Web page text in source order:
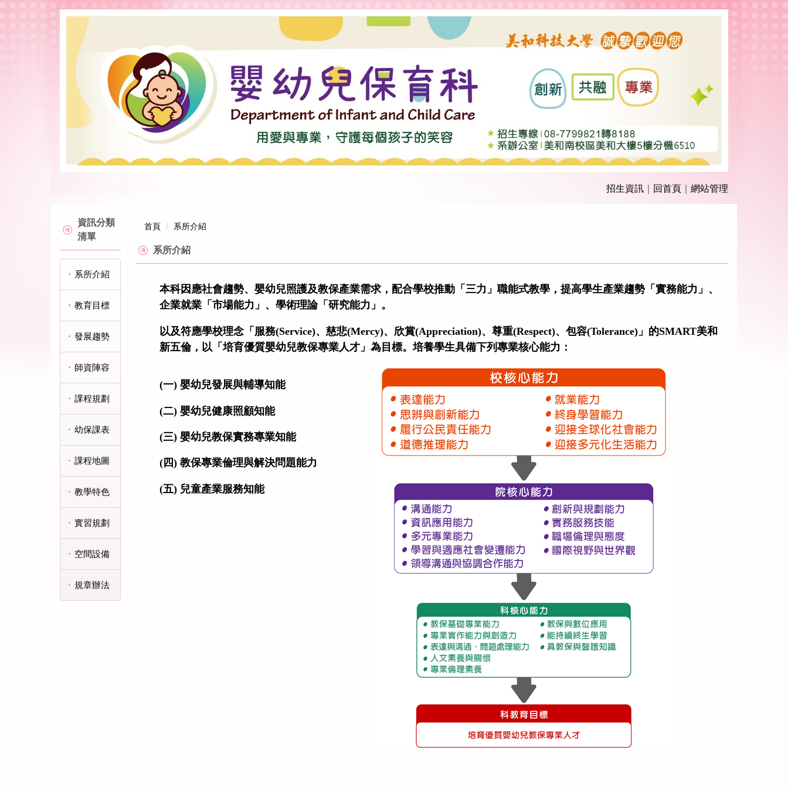
招生資訊 回首頁 網站管理
資訊分類
清單
系所介紹
教育目標
發展趨勢
師資陣容
課程規劃
幼保課表
課程地圖
教學特色
實習規劃
空間設備
規章辦法
首頁 系所介紹
系所介紹
本科因應社會趨勢、嬰幼兒照護及教保產業需求，配合學校推動「三力」職能式教學，提高學生產業趨勢「實務能力」、
企業就業「市場能力」、學術理論「研究能力」。
以及符應學校理念「服務(Service)、慈悲(Mercy)、欣賞(Appreciation)、尊重(Respect)、包容(Tolerance) 」的SMART美和
新五倫，以「培育優質嬰幼兒教保專業人才」為目標。培養學生具備下列專業核心能力：
(一) 嬰幼兒發展與輔導知能
(二) 嬰幼兒健康照顧知能
(三) 嬰幼兒教保實務專業知能
(四) 教保專業倫理與解決問題能力
(五) 兒童產業服務知能